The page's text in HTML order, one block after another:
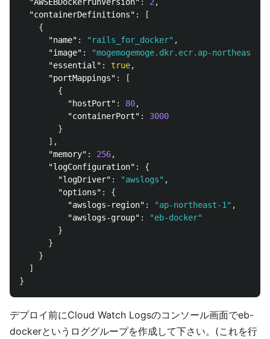
"containerDefinitions" :
[
{
"name" : "rails_for_docker" ,
"image" :
"mogemogemoge.dkr.ecr.ap-
"essential" : true,
"portMappings" :
[
{
"hostPort" : 80,
"containerPort" :
3000
}
],
"memory" : 256,
"logConfiguration" :
{
"logDriver" : "awslogs" ,
"options" :
{
"awslogs-region" : "ap-northeast-1" ,
"awslogs-group" :
"eb-docker"
}
}
}
]
}
デプロイ前にCloud Watch Logsのコンソール画面でeb-
dockerというロググループを作成して下さい。(これを行